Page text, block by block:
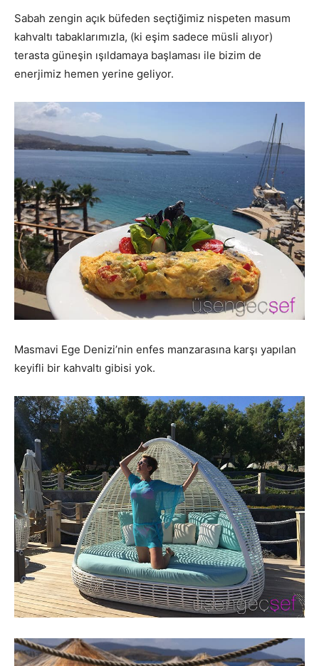
Sabah zengin açık büfeden seçtiğimiz nispeten masum
kahvaltı tabaklarımızla, (ki eşim sadece müsli alıyor)
terasta güneşin ışıldamaya başlaması ile bizim de
enerjimiz hemen yerine geliyor.
Masmavi Ege Denizi’nin enfes manzarasına karşı yapılan
keyifli bir kahvaltı gibisi yok.